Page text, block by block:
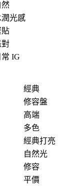
然
潤光感
貼
對
常 IG
經典
修容盤
高端
多色
經典打亮
自然光
修容
平價